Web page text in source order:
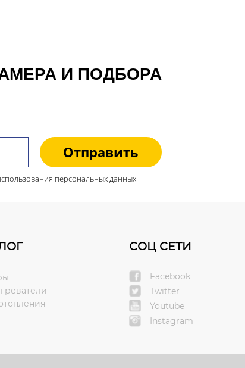
И ПОДБОРА
Отправить
персональных данных
СОЦ СЕТИ
Facebook
Twitter
Youtube
Instagram